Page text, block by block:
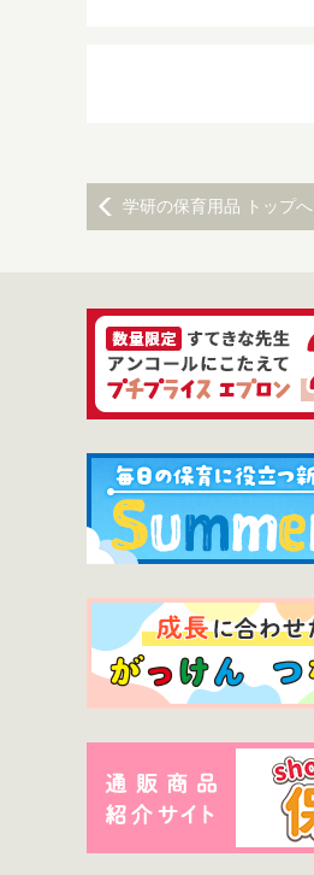
学研の保育用品 トップへ